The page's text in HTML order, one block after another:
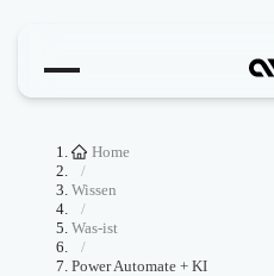
Home
/
Wissen
/
Was-ist
/
Power Automate + KI